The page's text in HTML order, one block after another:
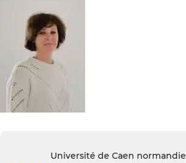
Université de Caen normandie